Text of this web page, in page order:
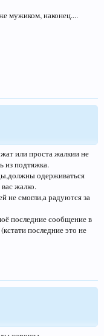
мужиком, наконец....
или проста жалкии не
из подтяжка.
одерживаться
жалко.
не смогли,а радуются за
последние сообщение в
последние это не